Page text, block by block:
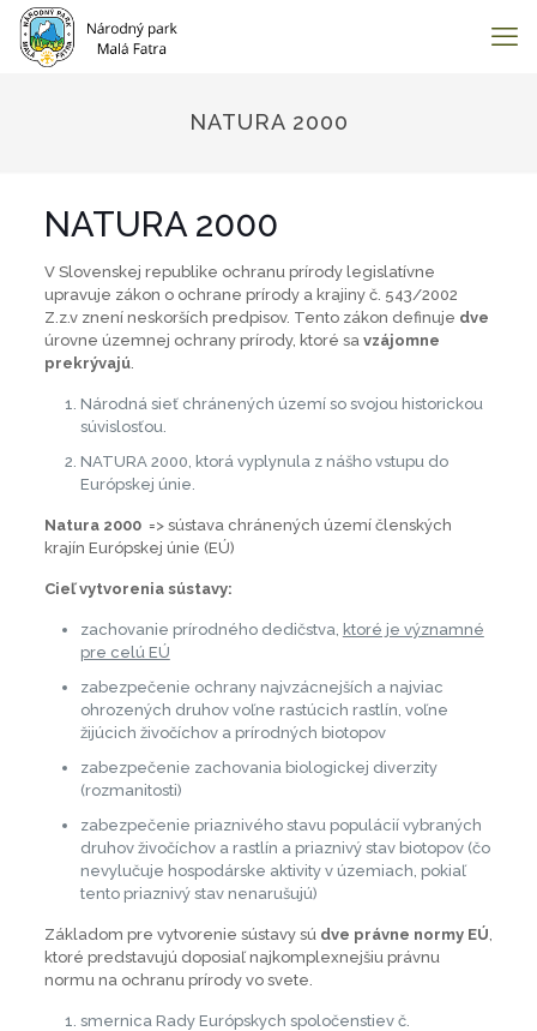
NATURA 2000
NATURA 2000
V Slovenskej republike ochranu prírody legislatívne
upravuje zákon o ochrane prírody a krajiny č. 543/2002
Z.z.v znení neskorších predpisov. Tento zákon definuje dve
úrovne územnej ochrany prírody, ktoré sa vzájomne
prekrývajú.
Národná sieť chránených území so svojou historickou
súvislosťou.
NATURA 2000, ktorá vyplynula z nášho vstupu do
Európskej únie.
Natura 2000=> sústava chránených území členských
krajín Európskej únie (EÚ)
Cieľ vytvorenia sústavy:
zachovanie prírodného dedičstva, ktoré je významné
pre celú EÚ
zabezpečenie ochrany najvzácnejších a najviac
ohrozených druhov voľne rastúcich rastlín, voľne
žijúcich živočíchov a prírodných biotopov
zabezpečenie zachovania biologickej diverzity
(rozmanitosti)
zabezpečenie priaznivého stavu populácií vybraných
druhov živočíchov a rastlín a priaznivý stav biotopov (čo
nevylučuje hospodárske aktivity v územiach, pokiaľ
tento priaznivý stav nenarušujú)
Základom pre vytvorenie sústavy sú dve právne normy EÚ,
ktoré predstavujú doposiaľ najkomplexnejšiu právnu
normu na ochranu prírody vo svete.
smernica Rady Európskych spoločenstiev č.